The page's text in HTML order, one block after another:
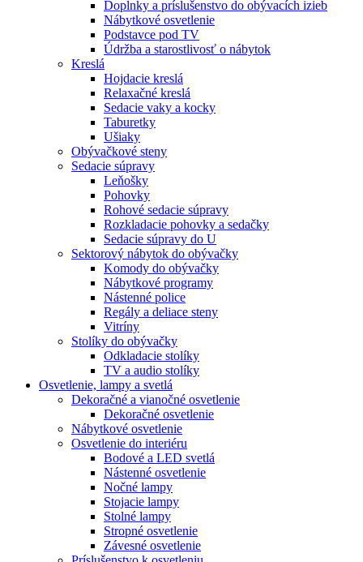
Doplnky a príslušenstvo do obývacích izieb
Nábytkové osvetlenie
Podstavce pod TV
Údržba a starostlivosť o nábytok
Kreslá
Hojdacie kreslá
Relaxačné kreslá
Sedacie vaky a kocky
Taburetky
Ušiaky
Obývačkové steny
Sedacie súpravy
Leňošky
Pohovky
Rohové sedacie súpravy
Rozkladacie pohovky a sedačky
Sedacie súpravy do U
Sektorový nábytok do obývačky
Komody do obývačky
Nábytkové programy
Nástenné police
Regály a deliace steny
Vitríny
Stolíky do obývačky
Odkladacie stolíky
TV a audio stolíky
Osvetlenie, lampy a svetlá
Dekoračné a vianočné osvetlenie
Dekoračné osvetlenie
Nábytkové osvetlenie
Osvetlenie do interiéru
Bodové a LED svetlá
Nástenné osvetlenie
Nočné lampy
Stojacie lampy
Stolné lampy
Stropné osvetlenie
Závesné osvetlenie